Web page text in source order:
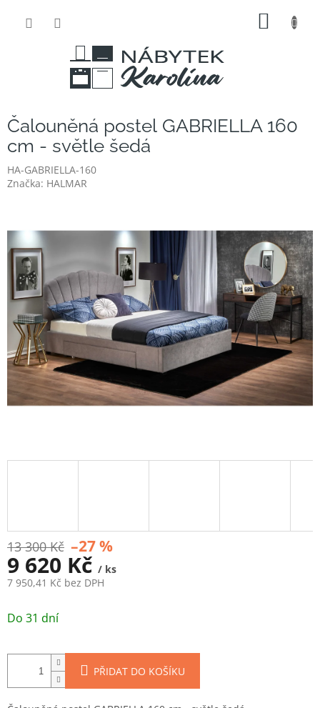
Čalouněná postel GABRIELLA 160
cm - světle šedá
HA-GABRIELLA-160
Značka: HALMAR
13 300 Kč –27 %
9 620 Kč / ks
7 950,41 Kč bez DPH
cena:
Do 31 dní
PŘIDAT DO KOŠÍKU